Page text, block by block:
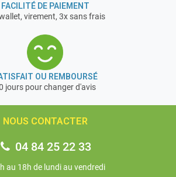
FACILITÉ DE PAIEMENT
virement, 3x sans frais
OU REMBOURSÉ
jours pour changer d'avis
NOUS CONTACTER
04 84 25 22 33
au 18h de lundi au vendredi